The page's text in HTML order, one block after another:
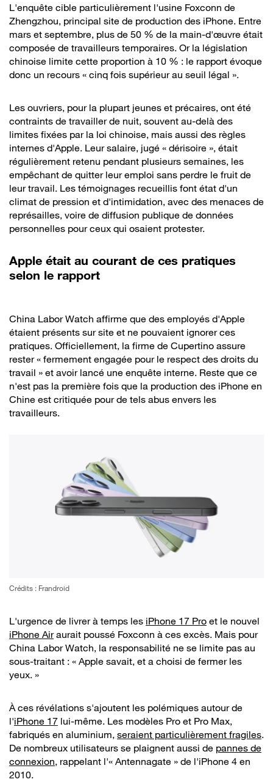
L'enquête cible particulièrement l'usine Foxconn de
Zhengzhou, principal site de production des iPhone. Entre
mars et septembre, plus de 50 % de la main-d'œuvre était
composée de travailleurs temporaires. Or la législation
chinoise limite cette proportion à 10 % : le rapport évoque
donc un recours « cinq fois supérieur au seuil légal ».
Les ouvriers, pour la plupart jeunes et précaires, ont été
contraints de travailler de nuit, souvent au-delà des
limites fixées par la loi chinoise, mais aussi des règles
internes d'Apple. Leur salaire, jugé « dérisoire », était
régulièrement retenu pendant plusieurs semaines, les
empêchant de quitter leur emploi sans perdre le fruit de
leur travail. Les témoignages recueillis font état d'un
climat de pression et d'intimidation, avec des menaces de
représailles, voire de diffusion publique de données
personnelles pour ceux qui osaient protester.
Apple était au courant de ces pratiques
selon le rapport
China Labor Watch affirme que des employés d'Apple
étaient présents sur site et ne pouvaient ignorer ces
pratiques. Officiellement, la firme de Cupertino assure
rester « fermement engagée pour le respect des droits du
travail » et avoir lancé une enquête interne. Reste que ce
n'est pas la première fois que la production des iPhone en
Chine est critiquée pour de tels abus envers les
travailleurs.
Crédits : Frandroid
L'urgence de livrer à temps les iPhone 17 Pro et le nouvel
iPhone Airaurait poussé Foxconn à ces excès. Mais pour
China Labor Watch, la responsabilité ne se limite pas au
sous-traitant : « Apple savait, et a choisi de fermer les
yeux. »
À ces révélations s'ajoutent les polémiques autour de
l'iPhone 17 lui-même. Les modèles Pro et Pro Max,
fabriqués en aluminium, seraient particulièrement fragiles.
De nombreux utilisateurs se plaignent aussi de pannes de
connexion, rappelant l'« Antennagate » de l'iPhone 4 en
2010.